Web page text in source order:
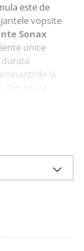
este de
vopsite
Sonax
unice
durata
de la
pe
de fier si